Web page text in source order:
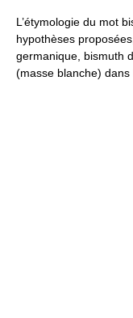
L’étymologie du mot
hypothèses
germanique, bismuth
(masse blanche) dans